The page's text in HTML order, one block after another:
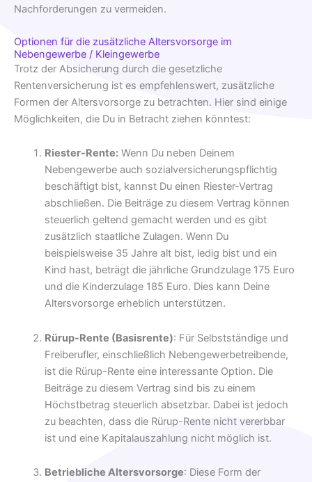
Nachforderungen zu vermeiden.
Optionen für die zusätzliche Altersvorsorge im
Nebengewerbe / Kleingewerbe
Trotz der Absicherung durch die gesetzliche
Rentenversicherung ist es empfehlenswert, zusätzliche
Formen der Altersvorsorge zu betrachten. Hier sind einige
Möglichkeiten, die Du in Betracht ziehen könntest:
Riester-Rente:Wenn Du neben Deinem
Nebengewerbe auch sozialversicherungspflichtig
beschäftigt bist, kannst Du einen Riester-Vertrag
abschließen. Die Beiträge zu diesem Vertrag können
steuerlich geltend gemacht werden und es gibt
zusätzlich staatliche Zulagen. Wenn Du
beispielsweise 35 Jahre alt bist, ledig bist und ein
Kind hast, beträgt die jährliche Grundzulage 175 Euro
und die Kinderzulage 185 Euro. Dies kann Deine
Altersvorsorge erheblich unterstützen.
Rürup-Rente (Basisrente): Für Selbstständige und
Freiberufler, einschließlich Nebengewerbetreibende,
ist die Rürup-Rente eine interessante Option. Die
Beiträge zu diesem Vertrag sind bis zu einem
Höchstbetrag steuerlich absetzbar. Dabei ist jedoch
zu beachten, dass die Rürup-Rente nicht vererbbar
ist und eine Kapitalauszahlung nicht möglich ist.
Betriebliche Altersvorsorge: Diese Form der